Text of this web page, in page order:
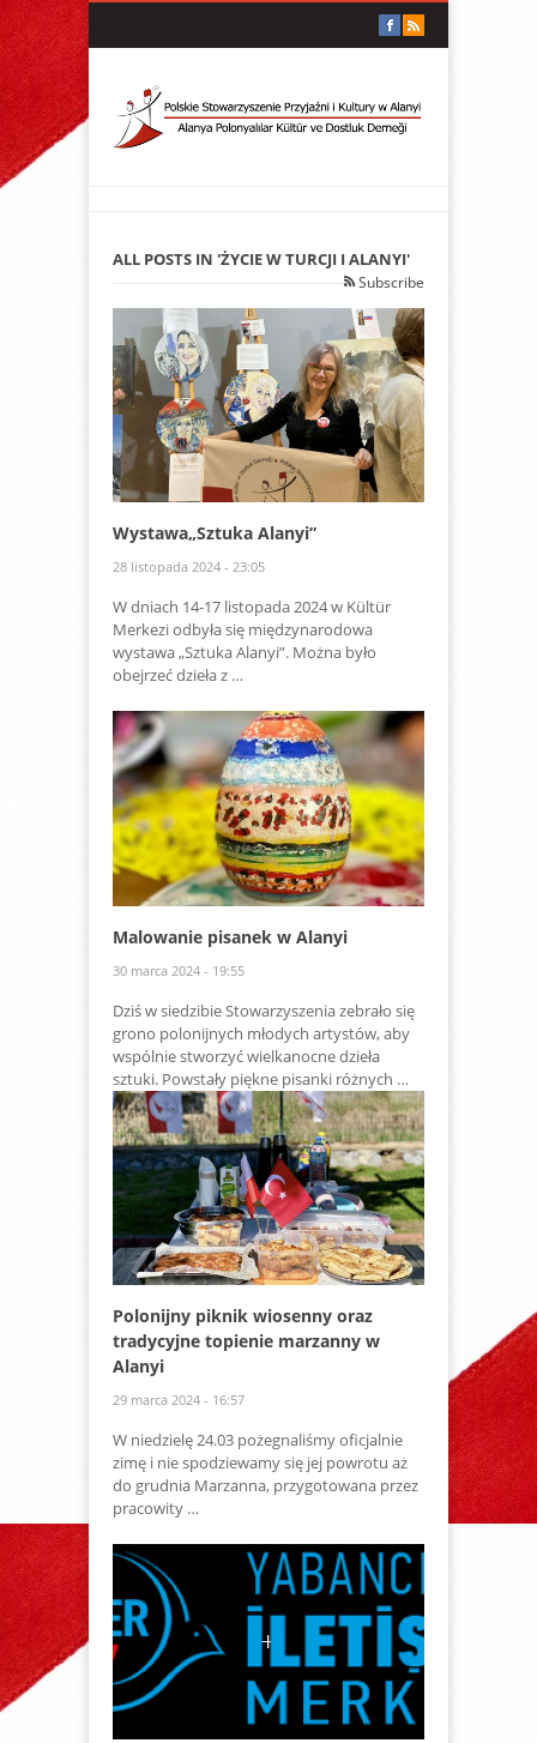
ALL POSTS IN 'ŻYCIE W TURCJI I ALANYI'
Subscribe
Wystawa„Sztuka Alanyi”
28 listopada 2024 - 23:05
W dniach 14-17 listopada 2024 w Kültür
Merkezi odbyła się międzynarodowa
wystawa „Sztuka Alanyi”. Można było
obejrzeć dzieła z …
Malowanie pisanek w Alanyi
30 marca 2024 - 19:55
Dziś w siedzibie Stowarzyszenia zebrało się
grono polonijnych młodych artystów, aby
wspólnie stworzyć wielkanocne dzieła
sztuki. Powstały piękne pisanki różnych …
Polonijny piknik wiosenny oraz
tradycyjne topienie marzanny w
Alanyi
29 marca 2024 - 16:57
W niedzielę 24.03 pożegnaliśmy oficjalnie
zimę i nie spodziewamy się jej powrotu aż
do grudnia Marzanna, przygotowana przez
pracowity …